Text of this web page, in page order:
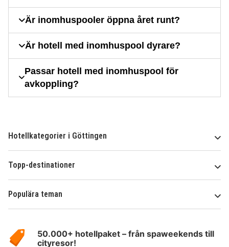
Är inomhuspooler öppna året runt?
Är hotell med inomhuspool dyrare?
Passar hotell med inomhuspool för
avkoppling?
Hotellkategorier i Göttingen
Topp-destinationer
Populära teman
HotelSpecials50.000+ hotellpaket – från spaweekends till
cityresor!